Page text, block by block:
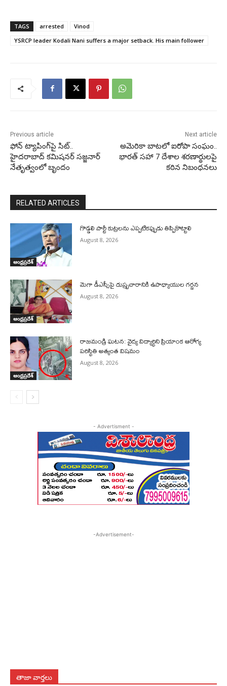
TAGS arrested
Vinod
YSRCP leader Kodali Nani suffers a major setback. His main follower
Previous article
ఫోన్‌ ట్యాపింగ్‌పై సిట్‌..
హైదరాబాద్‌ కమిషనర్‌ సజ్జనార్‌
నేతృత్వంలో బృందం
Next article
అమెరికా బాటలో ఐరోపా సంఘం..
భారత్‌ సహా 7 దేశాల శరణార్థులపై
కఠిన నిబంధనలు
RELATED ARTICLES
ఆంధ్రప్రదేశ్
గొడ్డలి పార్టీ కుట్రలను ఎప్పటికప్పుడు తిప్పికొట్టాలి
August 8, 2026
ఆంధ్రప్రదేశ్
మెగా డీఎస్సీపై దుష్ప్రచారానికి ఉపాధ్యాయుల గర్జన
August 8, 2026
ఆంధ్రప్రదేశ్
రాజమండ్రి ఘటన: వైద్య విద్యార్థిని ప్రియాంక ఆరోగ్య
పరిస్థితి అత్యంత విషమం
August 8, 2026
- Advertisment -
-Advertisement-
తాజా వార్తలు